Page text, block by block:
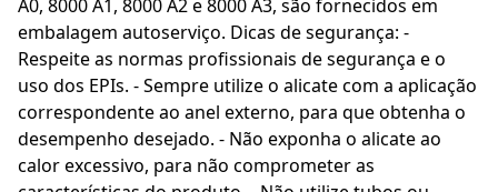
A0, 8000 A1, 8000 A2 e 8000 A3, são fornecidos em
embalagem autoserviço. Dicas de segurança: -
Respeite as normas profissionais de segurança e o
uso dos EPIs. - Sempre utilize o alicate com a aplicação
correspondente ao anel externo, para que obtenha o
desempenho desejado. - Não exponha o alicate ao
calor excessivo, para não comprometer as